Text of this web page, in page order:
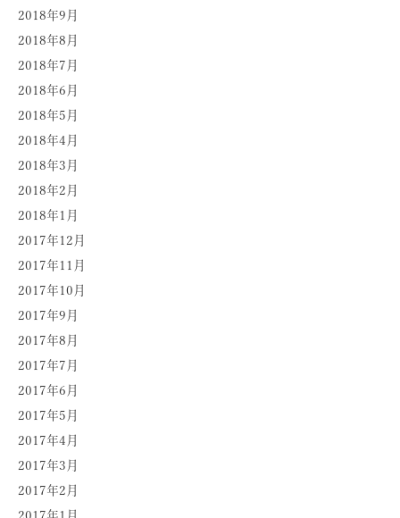
2018年9月
2018年8月
2018年7月
2018年6月
2018年5月
2018年4月
2018年3月
2018年2月
2018年1月
2017年12月
2017年11月
2017年10月
2017年9月
2017年8月
2017年7月
2017年6月
2017年5月
2017年4月
2017年3月
2017年2月
2017年1月